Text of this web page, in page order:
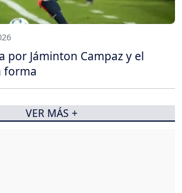
por Jáminton Campaz y el
forma
VER MÁS +